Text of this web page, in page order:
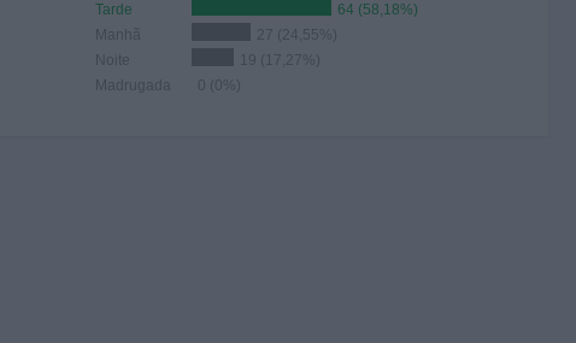
Tarde
64 (58,18%)
Manhã
27 (24,55%)
Noite
19 (17,27%)
Madrugada
0 (0%)